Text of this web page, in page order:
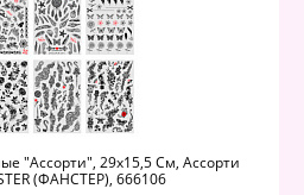
"Ассорти", 29х15,5 См, Ассорти
(ФАНСТЕР), 666106